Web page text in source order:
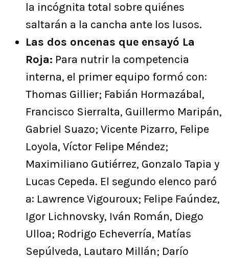
la incógnita total sobre quiénes
saltarán a la cancha ante los lusos.
Las dos oncenas que ensayó La
Roja: Para nutrir la competencia
interna, el primer equipo formó con:
Thomas Gillier; Fabián Hormazábal,
Francisco Sierralta, Guillermo Maripán,
Gabriel Suazo; Vicente Pizarro, Felipe
Loyola, Víctor Felipe Méndez;
Maximiliano Gutiérrez, Gonzalo Tapia y
Lucas Cepeda. El segundo elenco paró
a: Lawrence Vigouroux; Felipe Faúndez,
Igor Lichnovsky, Iván Román, Diego
Ulloa; Rodrigo Echeverría, Matías
Sepúlveda, Lautaro Millán; Darío